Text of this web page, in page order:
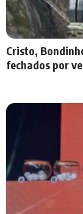
Cristo,
fechados por